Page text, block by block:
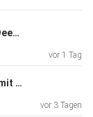
Rabbit Holes - Warum machen uns Deep Dives glücklich?
vor 1 Tag
Dating mit ADHS - Wie kommen wir mit intensiven Gefühlen klar?
vor 3 Tagen